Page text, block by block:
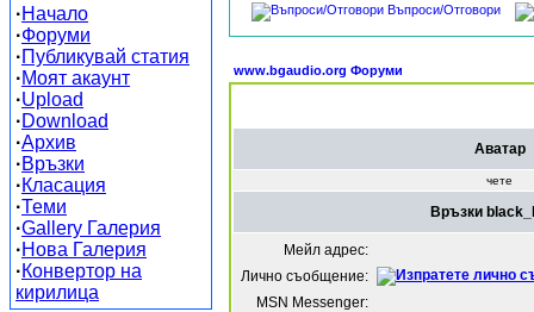
·Начало
·Форуми
·Публикувай статия
·Моят акаунт
·Upload
·Download
·Архив
·Връзки
·Класация
·Теми
·Gallery Галерия
·Нова Галерия
·Конвертор на
кирилица
Въпроси/Отговори
www.bgaudio.org Форуми
Аватар
чете
Връзки
Мейл адрес:
Лично съобщение:
MSN Messenger: